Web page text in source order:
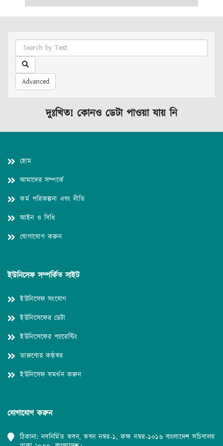
Advanced
দুঃখিত! কোনও ডেটা পাওয়া যায় নি
হোম
আমাদের সম্পর্কে
কর্ম পরিকল্পনা এবং নীতি
আইন ও বিধি
যোগাযোগ করুন
ইউনিসেফ সম্পর্কিত সাইট
ইউনিসেফ সংযোগ
ইউনিসেফের ডেটা
ইউনিসেফের প্যারেন্টিং
তারুণ্যের কণ্ঠস্বর
ইউনিসেফ সমর্থন করুন
যোগাযোগ করুন
ঠিকানা: নবনির্মিত ভবন, ভবন নম্বর-১, কক্ষ নম্বর-১০১৬ বাংলাদেশ সচিবালয়